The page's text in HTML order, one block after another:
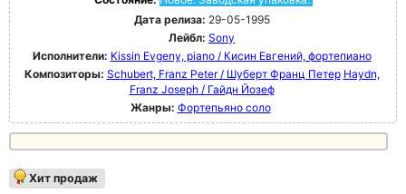
Дата релиза: 29-05-1995
Лейбл: Sony
Исполнители: Kissin Evgeny, piano / Кисин Евгений, фортепиано
Композиторы: Schubert, Franz Peter / Шуберт Франц Петер Haydn,
Franz Joseph / Гайдн Йозеф
Жанры: Фортепьяно соло
Хит продаж